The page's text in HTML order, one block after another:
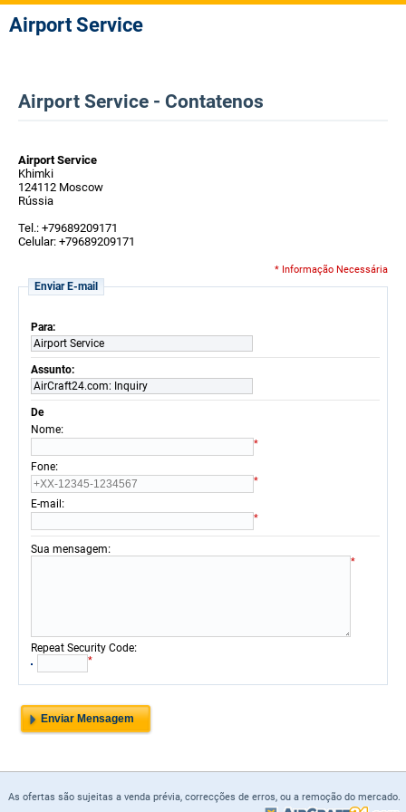
Airport Service
Airport Service - Contatenos
Airport Service
Khimki
124112 Moscow
Rússia
Tel.: +79689209171
Celular: +79689209171
* Informação Necessária
Enviar E-mail
Para:
Airport Service
Assunto:
AirCraft24.com: Inquiry
De
Nome:
*
Fone:
*
E-mail :
*
Sua mensagem:
*
Repeat Security Code:
*
As ofertas são sujeitas a venda prévia, correcções de erros, ou a remoção do mercado.